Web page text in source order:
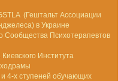
(Гештальт Ассоциации
в Украине
Сообщества Психотерапевтов
Института
4-х ступеней обучающих